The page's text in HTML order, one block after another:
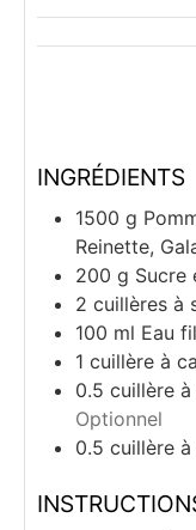
INGRÉDIENTS
1500 g
Reinette,
200 g Sucre
2 cuillères à
100 ml Eau
1 cuillère à
0.5 cuillère
Optionnel
0.5 cuillère